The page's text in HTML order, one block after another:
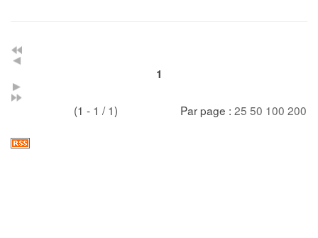
1
(1 - 1 / 1) Par page : 25 50 100 200